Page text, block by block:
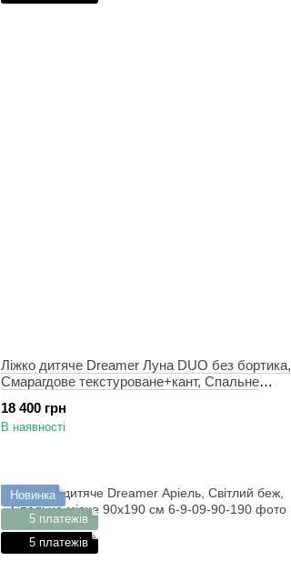
Ліжко дитяче Dreamer Луна DUO без бортика,
Смарагдове текстуроване+кант, Спальне
18 400 грн
В наявності
Новинка
5 платежів
5 платежів